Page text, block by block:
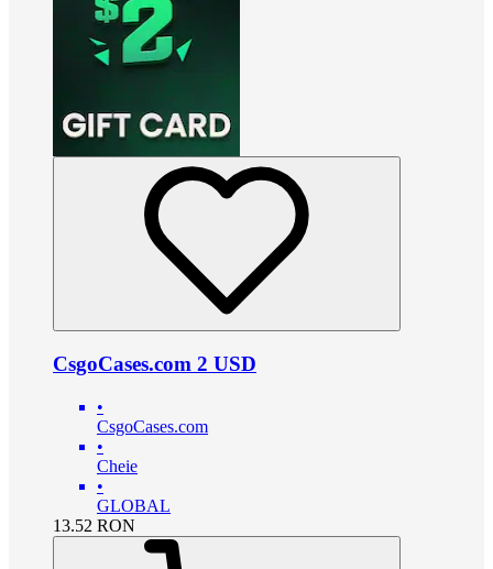
CsgoCases.com 2 USD
•
CsgoCases.com
•
Cheie
•
GLOBAL
13.52 RON